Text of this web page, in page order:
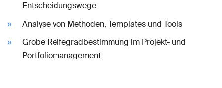
Entscheidungswege
Analyse von Methoden, Templates und Tools
Grobe Reifegradbestimmung im Projekt- und
Portfoliomanagement